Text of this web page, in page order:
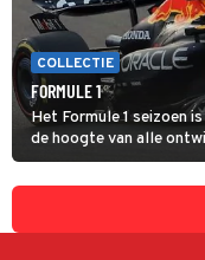
COLLECTIE
FORMULE 1
Het Formule 1 seizoen
de hoogte van alle
Norris en alle andere